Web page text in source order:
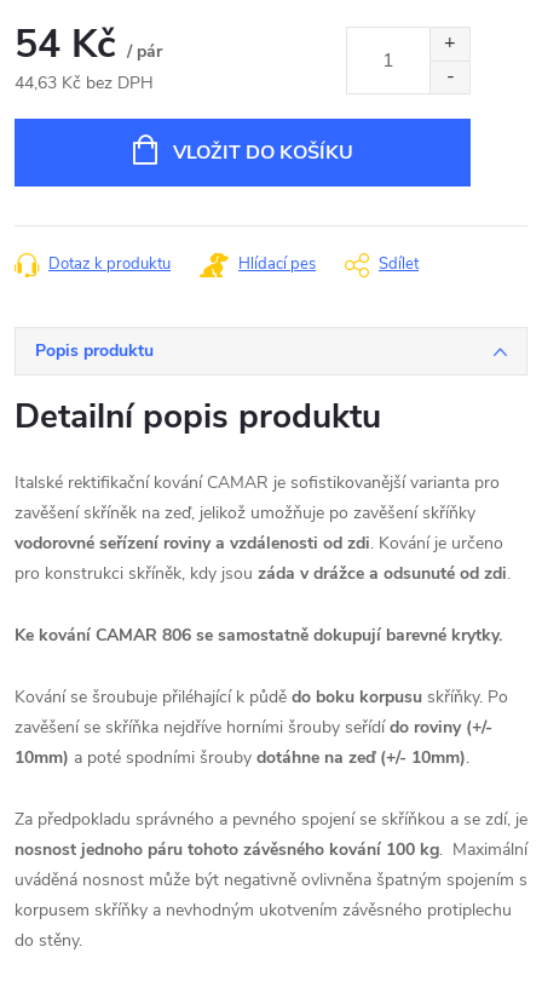
54 Kč / pár
44,63 Kč bez DPH
VLOŽIT DO KOŠÍKU
Dotaz k produktu Hlídací pes Sdílet
Popis produktu
Detailní popis produktu
Italské rektifikační kování CAMAR je sofistikovanější varianta pro
zavěšení skříněk na zeď, jelikož umožňuje po zavěšení skříňky
vodorovné seřízení roviny a vzdálenosti od zdi. Kování je určeno
pro konstrukci skříněk, kdy jsou záda v drážce a odsunuté od zdi.
Ke kování CAMAR 806 se samostatně dokupují barevné krytky.
Kování se šroubuje přiléhající k půdě do boku korpusu skříňky. Po
zavěšení se skříňka nejdříve horními šrouby seřídído roviny (+/-
10mm) a poté spodními šrouby dotáhne na zeď (+/- 10mm).
Za předpokladu správného a pevného spojení se skříňkou a se zdí, je
nosnost jednoho páru tohoto závěsného kování 100 kg. Maximální
uváděná nosnost může být negativně ovlivněna špatným spojením s
korpusem skříňky a nevhodným ukotvením závěsného protiplechu
do stěny.